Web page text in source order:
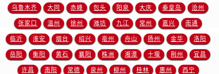
福建省莆田市城厢区霞林街道荔华东大道欧米茄售后服务中心（需提前预约）
福建省三明市三元区东乾二路欧米茄售后服务中心（需提前预约）
福建省漳州市龙文区步港路欧米茄售后服务中心（需提前预约）
江苏省常州市新北区龙锦路1590号现代传媒中心5号楼10层1008室欧米茄售后服务中心（需提前预约）
江苏省淮安市清江浦区淮海北路欧米茄售后服务中心（需提前预约）
乌鲁木齐 大同 赤峰 包头 阳泉 大庆 秦皇岛 沧州
张家口 温州 徐州 潍坊 九江 常州 嘉兴 南通
临沂 淮安 烟台 绍兴 亳州 舟山 扬州 金华 洛阳
岳阳 衡阳 黄石 襄阳 株洲 湘潭 十堰 荆州 宜昌
许昌 南阳 常德 泉州 柳州 桂林 惠州 西宁